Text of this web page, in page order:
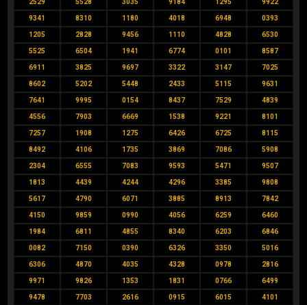
9341 8310 1180 4018 6948 0393
1205 2828 9456 1110 4828 6530
5525 6504 1941 6774 0101 8587
6911 3825 9697 3322 3147 7025
8602 5202 5448 2433 5115 9631
7641 9995 0154 8437 7529 4839
4556 7903 6669 1538 9221 8101
7257 1908 1275 6426 6725 8115
8492 4106 1735 3869 7086 5908
2304 6555 7083 9593 5471 9507
1813 4439 4244 4296 3385 9808
5617 4790 6071 3885 8913 7842
4150 9859 0990 4056 6259 6460
1984 6811 4855 8340 6203 6846
0082 7150 0390 6326 3350 5016
6306 4870 4035 4328 0978 2816
9971 9826 1353 1831 0766 6499
9478 7703 2616 0915 6015 4101